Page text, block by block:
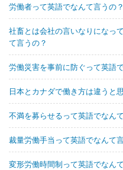
労働者って英語でなんて言うの？
社畜とは会社の言いなりになっ
て言うの？
労働災害を事前に防ぐって英語
日本とカナダで働き方は違うと
不満を募らせるって英語でなん
裁量労働手当って英語でなんて
変形労働時間制って英語でなん